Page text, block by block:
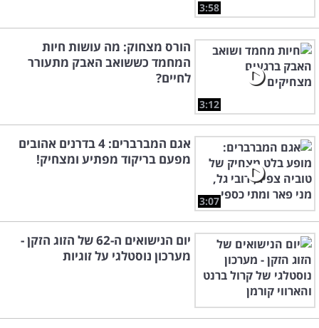
3:58
3:12
הורס מצחוק: מה עושות חיות
המחמד כששואב האבק מתעורר
לחיים?
3:07
אגם המברברים: 4 בדרנים אהובים
מפעם בריקוד מפתיע ומצחיק!
יום הנישואים ה-62 של הזוג הזקן -
מערכון נוסטלגי על זוגיות